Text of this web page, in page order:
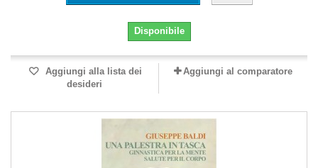
Disponibile
Aggiungi alla lista dei
desideri
Aggiungi al comparatore